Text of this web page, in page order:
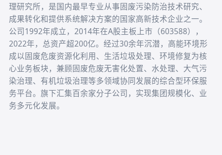
理研究所，是国内最早专业从事固废污染防治技术研究、
成果转化和提供系统解决方案的国家高新技术企业之一。
公司1992年成立，2014年在A股主板上市（603588），
2022年，总资产超200亿。经过30余年沉潜，高能环境形
成以固废危废资源化利用、生活垃圾处理、环境修复为核
心业务板块，兼顾固废危废无害化处置、水处理、大气污
染治理、有机垃圾治理等多领域协同发展的综合型环保服
务平台。旗下汇集百余家分子公司，实现集团规模化、业
务多元化发展。